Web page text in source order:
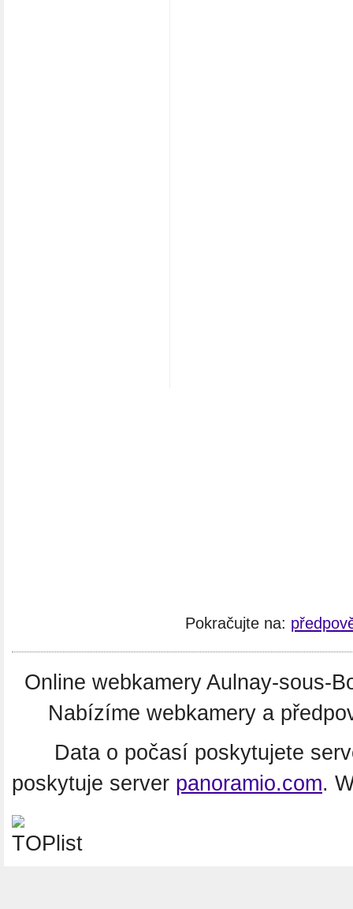
Pokračujte na:
Online webkamery Aulnay-sous-
Nabízíme webkamery a
Data o počasí poskytujete
poskytuje server panoramio.com.